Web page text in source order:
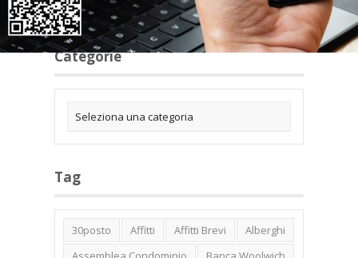
Categorie
Tag
30posto Affitti Affitti Brevi
Alberghi